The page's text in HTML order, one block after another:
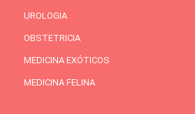
UROLOGIA
OBSTETRICIA
MEDICINA EXÓTICOS
MEDICINA FELINA